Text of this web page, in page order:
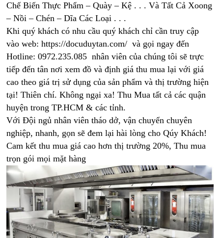
Chế Biến Thực Phẩm – Quày – Kệ . . . Và Tất Cả Xoong
– Nồi – Chén – Dĩa Các Loại . . .
Khi quý khách có nhu cầu quý khách chỉ cần truy cập
vào web: https://docuduytan.com/ và gọi ngay đến
Hotline: 0972.235.085 nhân viên của chúng tôi sẽ trực
tiếp đến tân nơi xem đồ và định giá thu mua lại với giá
cao theo giá trị sử dụng của sản phẩm và thị trường hiện
tại! Thiên chí. Không ngại xa! Thu Mua tất cả các quận
huyện trong TP.HCM & các tỉnh.
Với Đội ngủ nhân viên tháo dở, vận chuyển chuyên
nghiệp, nhanh, gọn sẽ đem lại hài lòng cho Qúy Khách!
Cam kết thu mua giá cao hơn thị trường 20%, Thu mua
trọn gói mọi mặt hàng